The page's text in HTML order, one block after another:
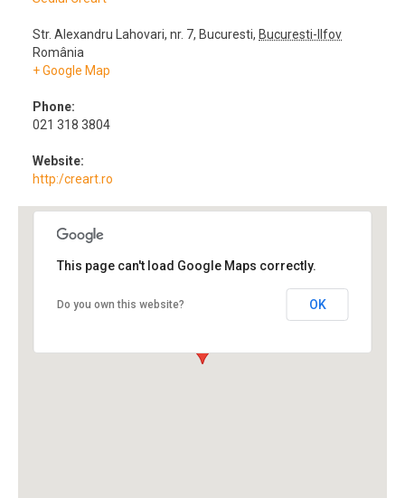
Str. Alexandru Lahovari, nr. 7, Bucuresti, Bucuresti-Ilfov
România
+ Google Map
Phone:
021 318 3804
Website:
http:/creart.ro
This page can't load Google Maps correctly.
Do you own this website? OK